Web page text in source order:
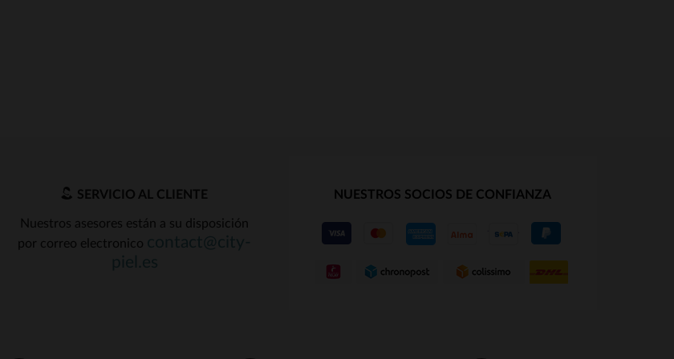
SERVICIO AL CLIENTE
Nuestros asesores están a su disposición
por correo electronico
NUESTROS SOCIOS DE CONFIANZA